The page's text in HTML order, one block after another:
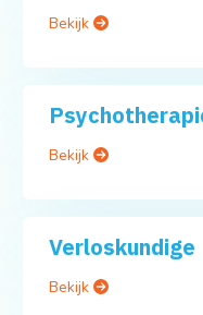
Bekijk
Bekijk
Verloskundige
Bekijk